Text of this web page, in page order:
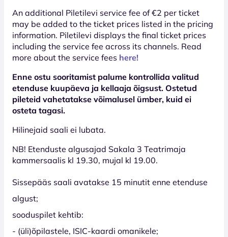
An additional Piletilevi service fee of €2 per ticket
may be added to the ticket prices listed in the pricing
information. Piletilevi displays the final ticket prices
including the service fee across its channels. Read
more about the service fees here!
Enne ostu sooritamist palume kontrollida valitud
etenduse kuupäeva ja kellaaja õigsust. Ostetud
pileteid vahetatakse võimalusel ümber, kuid ei
osteta tagasi.
Hilinejaid saali ei lubata.
NB! Etenduste algusajad Sakala 3 Teatrimaja
kammersaalis kl 19.30, mujal kl 19.00.
Sissepääs saali avatakse 15 minutit enne etenduse
algust;
sooduspilet kehtib:
- (üli)õpilastele, ISIC-kaardi omanikele;